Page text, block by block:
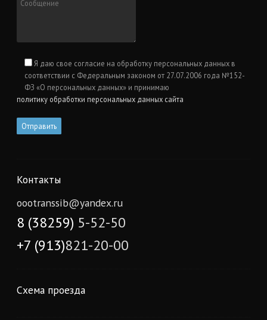
Я даю свое согласие на обработку персональных данных в
соответствии с Федеральным законом от 27.07.2006 года №152-
ФЗ «О персональных данных» и принимаю
политику обработки персональных данных сайта
Контакты
oootranssib@yandex.ru
8 (38259) 5-52-50
+7 (913)821-20-00
Схема проезда